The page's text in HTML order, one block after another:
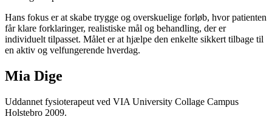
Hans fokus er at skabe trygge og overskuelige forløb, hvor patienten
får klare forklaringer, realistiske mål og behandling, der er
individuelt tilpasset. Målet er at hjælpe den enkelte sikkert tilbage til
en aktiv og velfungerende hverdag.
Mia Dige
Uddannet fysioterapeut ved VIA University Collage Campus
Holstebro 2009.